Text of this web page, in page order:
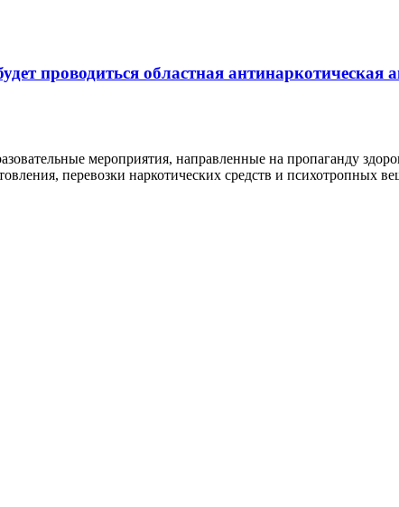
проводиться областная
мероприятия, направленные на пропаганду
перевозки наркотических средств и психотропных